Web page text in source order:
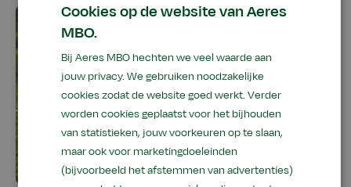
Tuin en landschap
Cookies op de website van Aeres
MBO.
Bij Aeres MBO hechten we veel waarde aan
jouw privacy. We gebruiken noodzakelijke
cookies zodat de website goed werkt. Verder
worden cookies geplaatst voor het bijhouden
van statistieken, jouw voorkeuren op te slaan,
maar ook voor marketingdoeleinden
(bijvoorbeeld het afstemmen van advertenties)